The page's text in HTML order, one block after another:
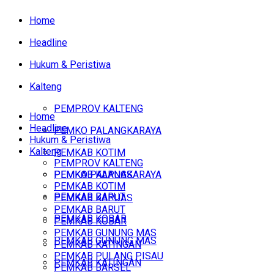
Home
Headline
Hukum & Peristiwa
Kalteng
PEMPROV KALTENG
PEMKO PALANGKARAYA
PEMKAB KOTIM
PEMKAB KAPUAS
PEMKAB BARUT
PEMKAB KOBAR
PEMKAB GUNUNG MAS
PEMKAB KATINGAN
Home
Headline
Hukum & Peristiwa
Kalteng
PEMPROV KALTENG
PEMKO PALANGKARAYA
PEMKAB KOTIM
PEMKAB KAPUAS
PEMKAB BARUT
PEMKAB KOBAR
PEMKAB GUNUNG MAS
PEMKAB KATINGAN
PEMKAB PULANG PISAU
PEMKAB BARSEL